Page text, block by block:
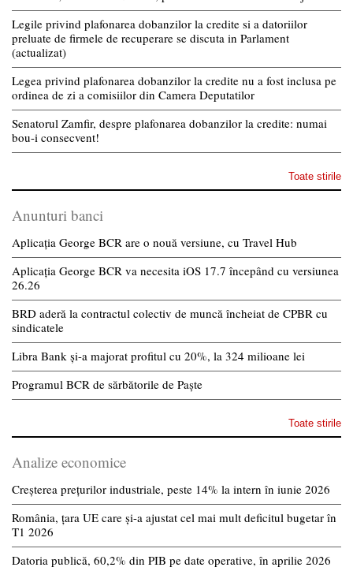
Legile privind plafonarea dobanzilor la credite si a datoriilor
preluate de firmele de recuperare se discuta in Parlament
(actualizat)
Legea privind plafonarea dobanzilor la credite nu a fost inclusa pe
ordinea de zi a comisiilor din Camera Deputatilor
Senatorul Zamfir, despre plafonarea dobanzilor la credite: numai
bou-i consecvent!
Toate stirile
Anunturi banci
Aplicația George BCR are o nouă versiune, cu Travel Hub
Aplicația George BCR va necesita iOS 17.7 începând cu versiunea
26.26
BRD aderă la contractul colectiv de muncă încheiat de CPBR cu
sindicatele
Libra Bank și-a majorat profitul cu 20%, la 324 milioane lei
Programul BCR de sărbătorile de Paște
Toate stirile
Analize economice
Creșterea prețurilor industriale, peste 14% la intern în iunie 2026
România, țara UE care și-a ajustat cel mai mult deficitul bugetar în
T1 2026
Datoria publică, 60,2% din PIB pe date operative, în aprilie 2026